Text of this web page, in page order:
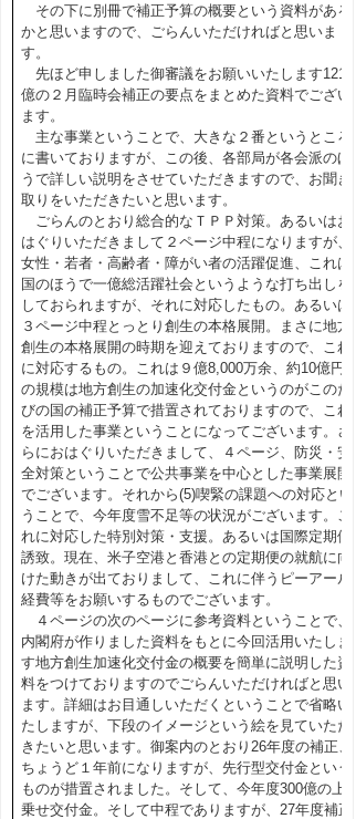
その下に別冊で補正予算の概要という資料がある
かと思いますので、ごらんいただければと思いま
す。
先ほど申しました御審議をお願いいたします121
億の２月臨時会補正の要点をまとめた資料でござい
ます。
主な事業ということで、大きな２番というところ
に書いておりますが、この後、各部局が各会派のほ
うで詳しい説明をさせていただきますので、お聞き
取りをいただきたいと思います。
ごらんのとおり総合的なＴＰＰ対策。あるいはお
はぐりいただきまして２ページ中程になりますが、
女性・若者・高齢者・障がい者の活躍促進、これは
国のほうで一億総活躍社会というような打ち出しを
しておられますが、それに対応したもの。あるいは
３ページ中程とっとり創生の本格展開。まさに地方
創生の本格展開の時期を迎えておりますので、これ
に対応するもの。これは９億8,000万余、約10億円
の規模は地方創生の加速化交付金というのがこのた
びの国の補正予算で措置されておりますので、これ
を活用した事業ということになってございます。さ
らにおはぐりいただきまして、４ページ、防災・安
全対策ということで公共事業を中心とした事業展開
でございます。それから(5)喫緊の課題への対応とい
うことで、今年度雪不足等の状況がございます。こ
れに対応した特別対策・支援。あるいは国際定期便
誘致。現在、米子空港と香港との定期便の就航に向
けた動きが出ておりまして、これに伴うピーアール
経費等をお願いするものでございます。
４ページの次のページに参考資料ということで、
内閣府が作りました資料をもとに今回活用いたしま
す地方創生加速化交付金の概要を簡単に説明した資
料をつけておりますのでごらんいただければと思い
ます。詳細はお目通しいただくということで省略い
たしますが、下段のイメージという絵を見ていただ
きたいと思います。御案内のとおり26年度の補正、
ちょうど１年前になりますが、先行型交付金という
ものが措置されました。そして、今年度300億の上
乗せ交付金。そして中程でありますが、27年度補正